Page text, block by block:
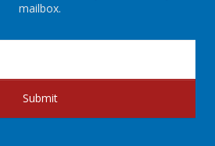
mailbox.
Submit